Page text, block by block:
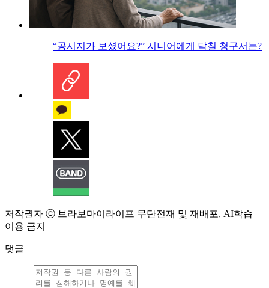
“공시지가 보셨어요?” 시니어에게 닥칠 청구서는?
저작권자 ⓒ 브라보마이라이프 무단전재 및 재배포, AI학습
이용 금지
댓글